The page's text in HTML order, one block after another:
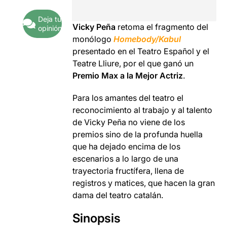
Deja tu
opinión
Vicky Peña retoma el fragmento del
monólogoHomebody/Kabul
presentado en el Teatro Español y el
Teatre Lliure, por el que ganó un
Premio Max a la Mejor Actriz.
Para los amantes del teatro el
reconocimiento al trabajo y al talento
de Vicky Peña no viene de los
premios sino de la profunda huella
que ha dejado encima de los
escenarios a lo largo de una
trayectoria fructífera, llena de
registros y matices, que hacen la gran
dama del teatro catalán.
Sinopsis